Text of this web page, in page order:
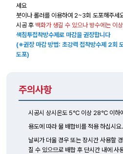
세요
붓이나 롤러를 이용하여 2~3회 도포해주세
시공 후 백화가 생길 수 있으나 방수에는 이
색침투접착방수제로 마감을 권장합니다
(※권장 마감 방법: 초강력 접착방수제 2회
도포)
주의사항
시공시 상시온도 5℃ 이상 28℃ 이하
용도에 따라 물 배합비를 적용 하십시요.
날씨가 더울 경우 또는 장시간 사용할
질 수 있으므로 배합 후 단시간 내에 사